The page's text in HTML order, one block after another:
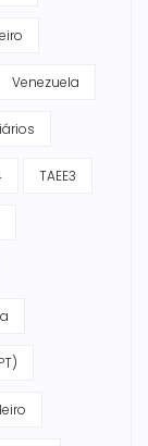
Venezuela
TAEE3